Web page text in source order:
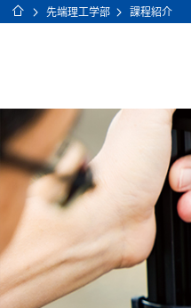
ホーム
先端理工学部 課程紹介